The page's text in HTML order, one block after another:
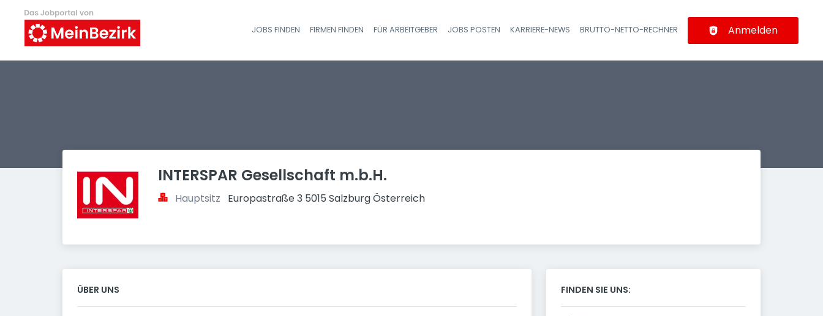
Haupt-Navigation
JOBS FINDEN FIRMEN FINDEN FÜR ARBEITGEBER JOBS POSTEN KARRIERE-NEWS BRUTTO-NETTO-RECHNER Anmelden
INTERSPAR Gesellschaft m.b.H.
Hauptsitz Europastraße 3 5015 Salzburg Österreich
ÜBER UNS FINDEN SIE UNS: